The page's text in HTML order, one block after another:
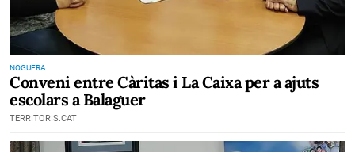
NOGUERA
Conveni entre Càritas i La Caixa per a ajuts
escolars a Balaguer
TERRITORIS.CAT